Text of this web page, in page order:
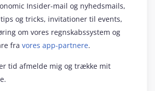
Insider-mail og nyhedsmails,
og tricks, invitationer til events,
om vores regnskabssystem og
fra vores app-partnere.
tid afmelde mig og trække mit